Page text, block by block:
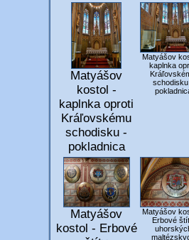
Matyášov
kostol -
kaplnka oproti
Kráľovskému
schodisku -
pokladnica
Matyášov
kaplnka
Matyášov
kostol - Erbové
Matyášov
Erbové